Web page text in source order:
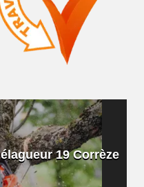
élagueur 19 Corrèze